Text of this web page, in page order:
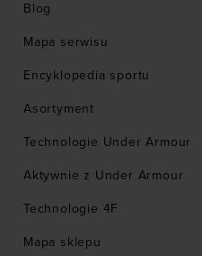
Blog
Mapa serwisu
Encyklopedia sportu
Asortyment
Technologie Under Armour
Aktywnie z Under Armour
Technologie 4F
Mapa sklepu